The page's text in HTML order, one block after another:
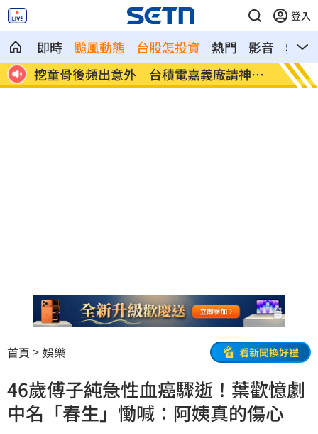
登入
即時 颱風動態 台股怎投資 熱門 影音
熱搜
王
挖童骨後頻出意外 台積電嘉義廠請神鎮
煞
這吃
賣
首頁 娛樂 看新聞換好禮
46歲傅子純急性血癌驟逝！葉歡憶劇
中名「春生」慟喊：阿姨真的傷心